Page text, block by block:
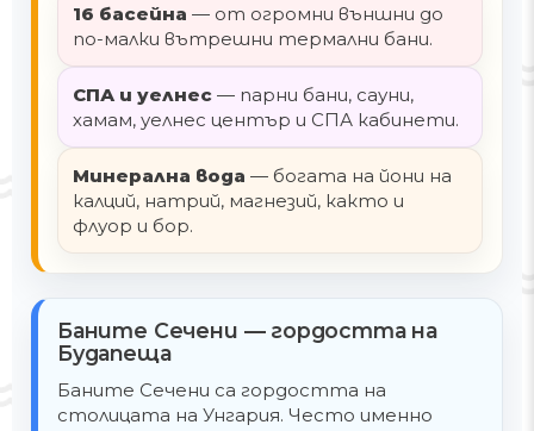
16 басейна — от огромни външни до
по-малки вътрешни термални бани.
СПА и уелнес — парни бани, сауни,
хамам, уелнес център и СПА кабинети.
Минерална вода — богата на йони на
калций, натрий, магнезий, както и
флуор и бор.
Баните Сечени — гордостта на
Будапеща
Баните Сечени са гордостта на
столицата на Унгария. Често именно